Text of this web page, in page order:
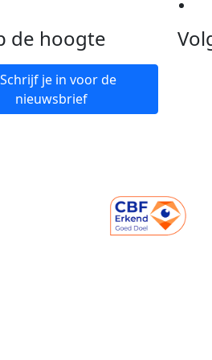
de hoogte
Schrijf je in voor de
nieuwsbrief